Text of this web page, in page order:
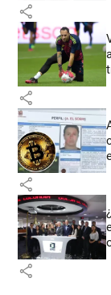
share
share
share
share